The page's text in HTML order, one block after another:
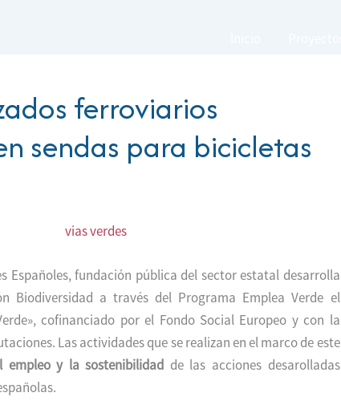
ferroviarios
sendas para bicicletas
Españoles, fundación pública del sector estatal desarrolla
Biodiversidad a través del Programa Emplea Verde el
cofinanciado por el Fondo Social Europeo y con la
Las actividades que se realizan en el marco de este
empleo y la sostenibilidad de las acciones desarolladas